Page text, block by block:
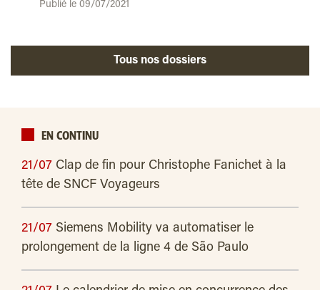
Publié le 09/07/2021
Tous nos dossiers
EN CONTINU
21/07 Clap de fin pour Christophe Fanichet à la
tête de SNCF Voyageurs
21/07 Siemens Mobility va automatiser le
prolongement de la ligne 4 de São Paulo